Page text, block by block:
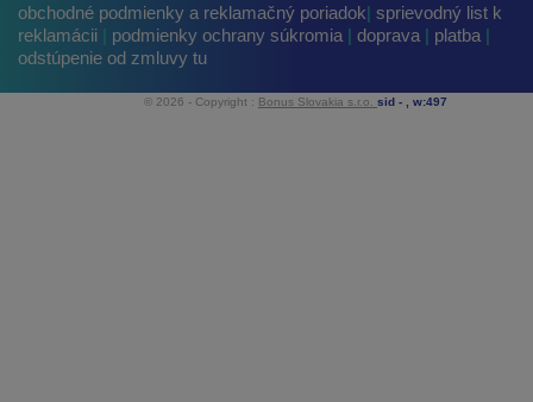
obchodné podmienky a reklamačný poriadok| sprievodný list k
reklamácii
podmienky ochrany súkromia | doprava | platba |
odstúpenie od zmluvy tu
© 2026 - Copyright : Bonus Slovakia s.r.o. sid - , w:497